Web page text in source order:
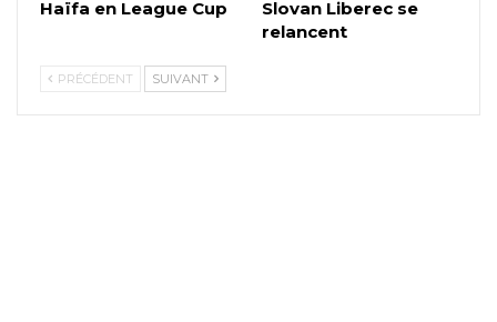
Haïfa en League Cup
Slovan Liberec se
relancent
PRÉCÉDENT SUIVANT